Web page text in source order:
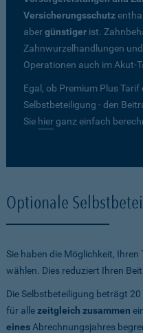
Versicherungsschutz
abergünstiger ist.
Zahnwurzelhandlungen
Operationen auch im Akut-
Egal, ob Premium Plus
Selbstbeteiligung - den
Sie hierganz einfach
Optionale
Sie haben die Möglichkeit,
wählen. Dies reduziert Ihren
Die Selbstbeteiligung beträgt 20
für allezeitgleich zusammen
eines Abrechnungsjahres